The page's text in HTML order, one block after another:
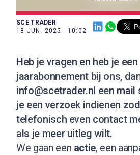
SCE TRADER
18 JUN. 2025 - 10:02
Heb je vragen en heb je een
jaarabonnement bij ons,
info@scetrader.nl een mail
je een verzoek indienen
telefonisch even contact
als je meer uitleg wilt.
We gaan een actie, een